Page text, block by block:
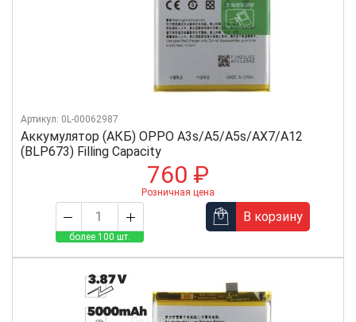
Аккумулятор (АКБ) OPPO A3s/A5/A5s/AX7/A12
(BLP673) Filling Capacity
Артикул: 0L-00062987
760 ₽
Розничная цена
более 100 шт.
В корзину